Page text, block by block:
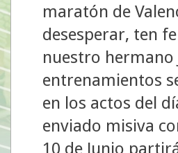
maratón de
desesperar, ten
nuestro hermano
entrenamientos
en los actos del
enviado misiva
10 de Junio